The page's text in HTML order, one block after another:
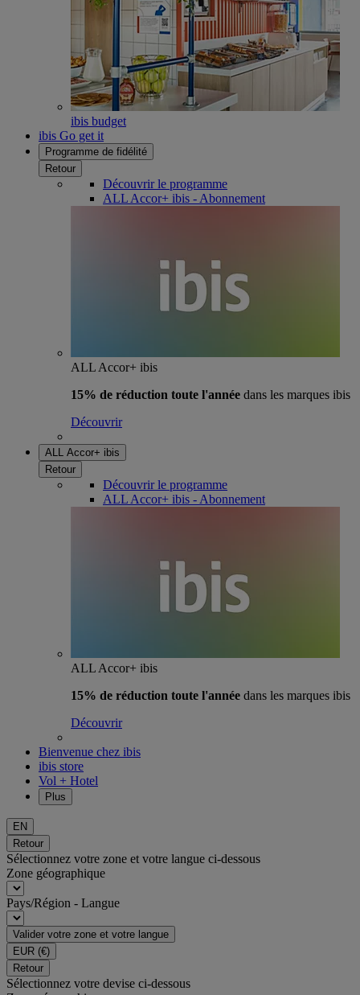
ibis budget
ibis Go get it
Programme de fidélité
Retour
Découvrir le programme
ALL Accor+ ibis - Abonnement
ALL Accor+ ibis
15% de réduction toute l'année dans les marques ibis
Découvrir
ALL Accor+ ibis
Retour
Découvrir le programme
ALL Accor+ ibis - Abonnement
ALL Accor+ ibis
15% de réduction toute l'année dans les marques ibis
Découvrir
Bienvenue chez ibis
ibis store
Vol + Hotel
Plus
EN
Retour
Sélectionnez votre zone et votre langue ci-dessous
Zone géographique
Pays/Région - Langue
Valider votre zone et votre langue
EUR (€)
Retour
Sélectionnez votre devise ci-dessous